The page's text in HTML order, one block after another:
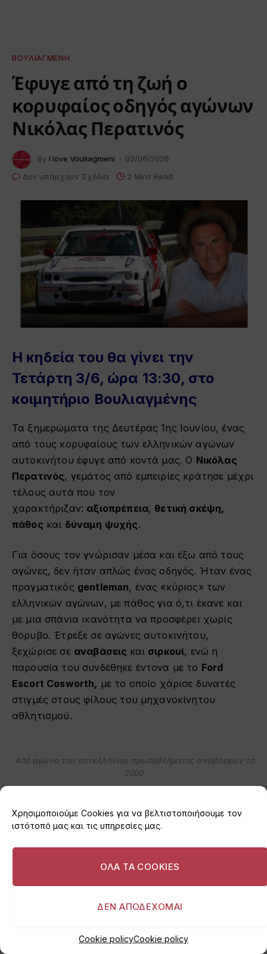
Χρησιμοποιούμε Cookies για να βελτιστοποιήσουμε τον
ιστότοπό μας και τις υπηρεσίες μας.
ΟΛΑ ΤΑ COOKIES
ΔΕΝ ΑΠΟΔΕΧΟΜΑΙ
Cookie policyCookie policy
ΒΟΥΛΙΑΓΜΈΝΗ
Έφυγε από τη ζωή ο
κορυφαίος οδηγός αγώνων
Νικόλας Περατινός
By I love Vouliagmeni
02/06/2026
Δεν υπάρχουν Σχόλια
2 Mins Read
Η κηδεία του θα γίνει την
Τετάρτη 3/6, ώρα 13:30, στο
κοιμητήριο Βουλιαγμένης
Τα ξημερώματα της Δευτέρας 1ης Ιουνίου, ένας
από τους κορυφαίους των ελληνικών αγώνων
αυτοκινήτου έφυγε από κοντά μας. Ο Νικόλας
Περατινός, γεμάτος από εμπειρίες κράτησε μέχρι
τέλους αυτά που τον
χαρακτήριζαν: αξιοπρέπεια, θετική σκέψη,
πάθος και δύναμη ψυχής.
Για όσους τον γνώρισαν μέσα και έξω από τους
αγώνες, δεν ήταν απλώς ένας οδηγός. Ήταν ένας
πραγματικός gentleman, ένας «κύριος» των
ελληνικών αγώνων, με πάθος για ό,τι έκανε και
με μια σπάνια ικανότητα να προσφέρει χωρίς
θόρυβο. Έτρεξε σε αγώνες αυτοκινήτου,
ξεχώρισε σε αναβάσεις και σιρκουί, ενώ η
παρουσία του συνδέθηκε έντονα με το Ford
Escort Cosworth, με το οποίο χάρισε δυνατές
στιγμές στους φίλους του μηχανοκίνητου
αθλητισμού.
Από αγώνα του πανελληνίου πρωταθλήματος αναβάσεων το
2000
Ο Νικόλας Περατινός